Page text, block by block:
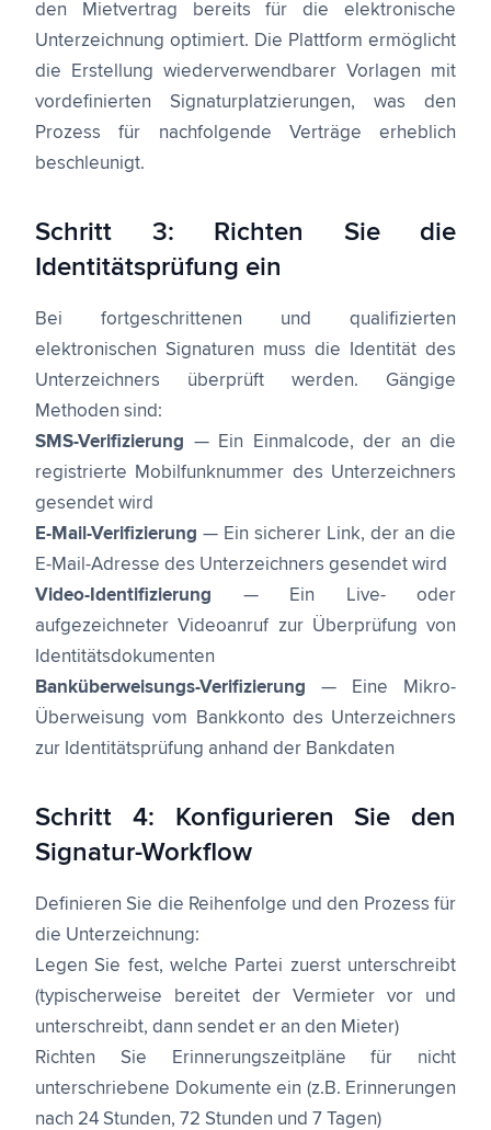
den
Mietvertrag bereits für die elektronische
Unterzeichnung optimiert. Die Plattform ermöglicht
die Erstellung wiederverwendbarer Vorlagen mit
vordefinierten Signaturplatzierungen, was den
Prozess für nachfolgende Verträge erheblich
beschleunigt.
Schritt 3: Richten Sie die
Identitätsprüfung ein
Bei fortgeschrittenen und qualifizierten
elektronischen Signaturen muss die Identität des
Unterzeichners überprüft werden. Gängige
Methoden sind:
SMS-Verifizierung — Ein Einmalcode, der an die
registrierte Mobilfunknummer des Unterzeichners
gesendet wird
E-Mail-Verifizierung — Ein sicherer Link, der an die
E-Mail-Adresse des Unterzeichners gesendet wird
Video-Identifizierung — Ein Live- oder
aufgezeichneter Videoanruf zur Überprüfung von
Identitätsdokumenten
Banküberweisungs-Verifizierung — Eine Mikro-
Überweisung vom Bankkonto des Unterzeichners
zur Identitätsprüfung anhand der Bankdaten
Schritt 4: Konfigurieren Sie den
Signatur-Workflow
Definieren Sie die Reihenfolge und den Prozess für
die Unterzeichnung:
Legen Sie fest, welche Partei zuerst unterschreibt
(typischerweise bereitet der Vermieter vor und
unterschreibt, dann sendet er an den Mieter)
Richten Sie Erinnerungszeitpläne für nicht
unterschriebene Dokumente ein (z.B. Erinnerungen
nach 24 Stunden, 72 Stunden und 7 Tagen)